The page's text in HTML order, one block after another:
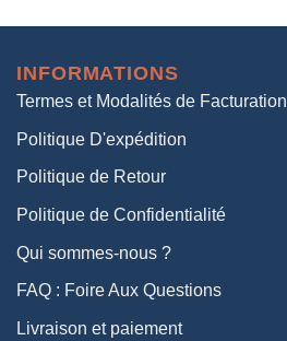
initial
38,00€.
actuel
INFORMATIONS
Termes et Modalités de Facturation
Politique D'expédition
Politique de Retour
Politique de Confidentialité
Qui sommes-nous ?
FAQ : Foire Aux Questions
Livraison et paiement